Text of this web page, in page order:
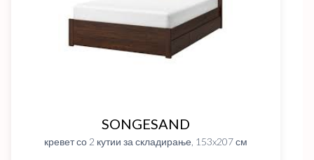
SONGESAND
кревет со 2 кутии за складирање, 153x207 см